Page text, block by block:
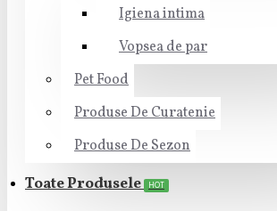
Igiena intima
Vopsea de par
Pet Food
Produse De Curatenie
Produse De Sezon
Toate Produsele HOT